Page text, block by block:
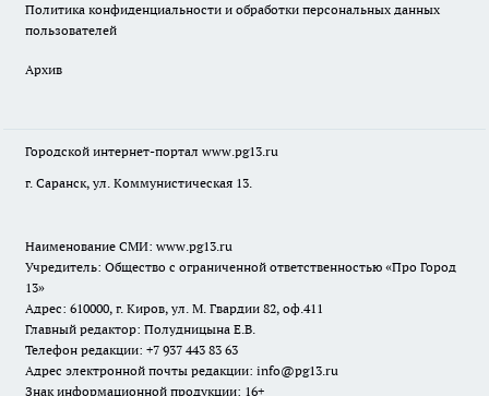
Политика конфиденциальности и обработки персональных данных
пользователей
Архив
Городской интернет-портал www.pg13.ru
г. Саранск, ул. Коммунистическая 13.
Наименование СМИ: www.pg13.ru
Учредитель: Общество с ограниченной ответственностью «Про Город
13»
Адрес: 610000, г. Киров, ул. М. Гвардии 82, оф.411
Главный редактор: Полудницына Е.В.
Телефон редакции: +7 937 443 83 63
Адрес электронной почты редакции: info@pg13.ru
Знак информационной продукции: 16+